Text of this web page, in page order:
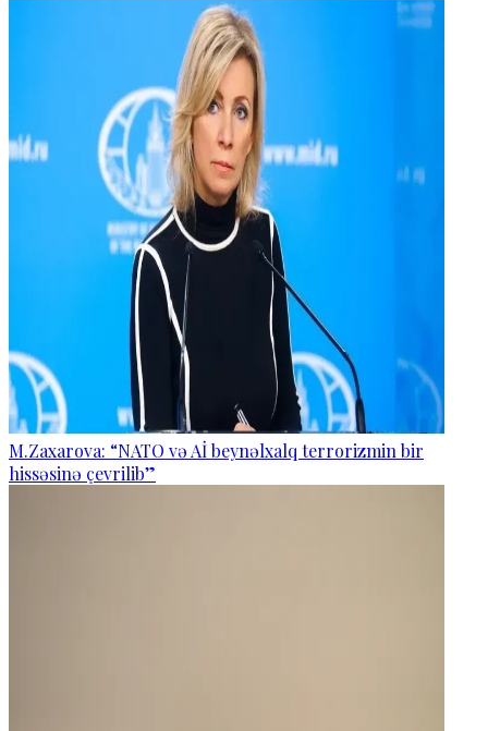
M.Zaxarova: “NATO və Aİ beynəlxalq terrorizmin bir
hissəsinə çevrilib”